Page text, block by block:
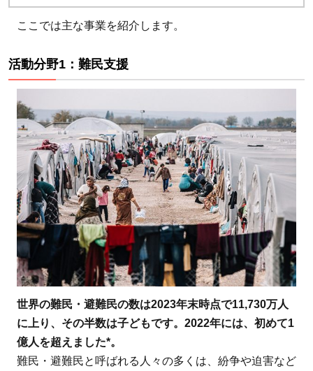
る会］の
使い道の
実績
4 まと
め：AAR
Japan［難
民を助け
る会］
は、世界
で認めら
れる日本
発のNGO
を応援し
たい、と
考える人
におすす
め！
5
AAR
ここでは主な事業を紹介します。
活動分野1：難民支援
世界の難民・避難民の数は2023年末時点で11,730万人
に上り、その半数は子どもです。2022年には、初めて1
億人を超えました*。
難民・避難民と呼ばれる人々の多くは、紛争や迫害など